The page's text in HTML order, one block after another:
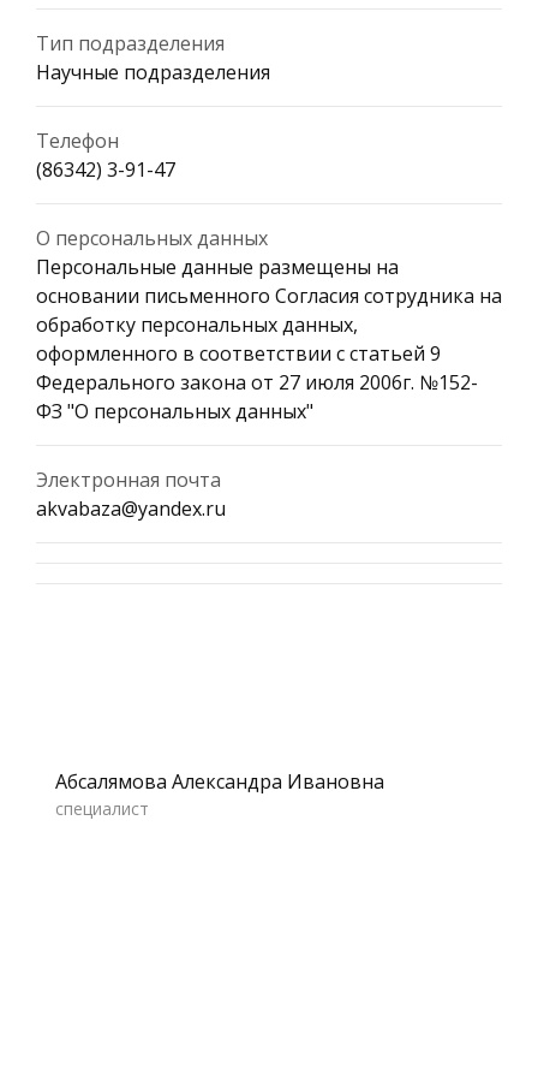
Тип подразделения
Научные подразделения
Телефон
(86342) 3-91-47
О персональных данных
Персональные данные размещены на
основании письменного Согласия сотрудника на
обработку персональных данных,
оформленного в соответствии с статьей 9
Федерального закона от 27 июля 2006г. №152-
ФЗ "О персональных данных"
Электронная почта
akvabaza@yandex.ru
Абсалямова Александра Ивановна
специалист